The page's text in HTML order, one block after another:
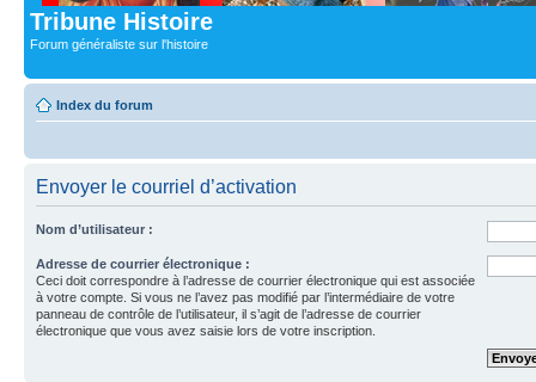
Tribune Histoire
Forum généraliste sur l'histoire
Index du forum
Envoyer le courriel d’activation
Nom d’utilisateur :
Adresse de courrier électronique :
Ceci doit correspondre à l’adresse de courrier électronique qui est associée
à votre compte. Si vous ne l’avez pas modifié par l’intermédiaire de votre
panneau de contrôle de l’utilisateur, il s’agit de l’adresse de courrier
électronique que vous avez saisie lors de votre inscription.